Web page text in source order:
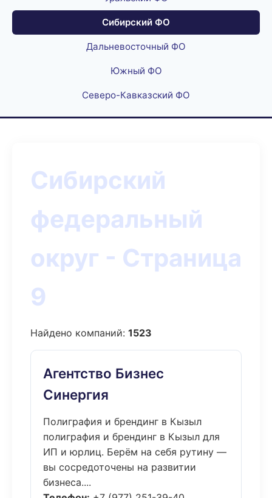
Сибирский ФО
Дальневосточный ФО
Южный ФО
Северо-Кавказский ФО
Сибирский
федеральный
округ - Страница
9
Найдено компаний: 1523
Агентство Бизнес
Синергия
Полиграфия и брендинг в Кызыл
полиграфия и брендинг в Кызыл для
ИП и юрлиц. Берём на себя рутину —
вы сосредоточены на развитии
бизнеса....